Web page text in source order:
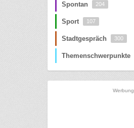
Spontan 204
Sport 107
Stadtgespräch 300
Themenschwerpunkte
Werbung